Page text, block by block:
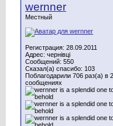
wernner
Местный
Регистрация: 28.09.2011
Адрес: чернівці
Сообщений: 550
Сказал(а) спасибо: 103
Поблагодарили 706 раз(а) в
сообщениях